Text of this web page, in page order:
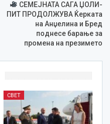
СЕМЕЈНАТА САГА ЏОЛИ-
ПИТ ПРОДОЛЖУВА Ќерката
на Анџелина и Бред
поднесе барање за
промена на презимето
СВЕТ